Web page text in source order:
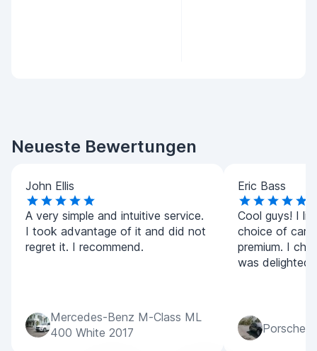
Neueste Bewertungen
John Ellis
A very simple and intuitive service.
I took advantage of it and did not
regret it. I recommend.
Mercedes-Benz M-Class ML
400 White 2017
Eric Bass
Cool guys! I
choice of
premium. I
was delighted!
Porsche